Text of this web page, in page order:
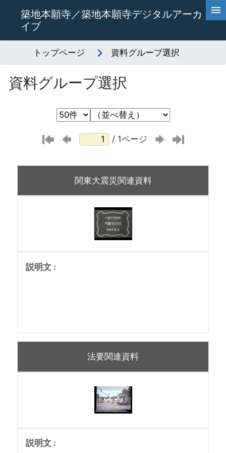
築地本願寺／築地本願寺デジタルアーカ
イブ
トップページ 資料グループ選択
資料グループ選択
/ 1ページ
関東大震災関連資料
法要関連資料